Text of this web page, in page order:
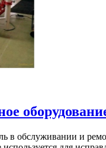
в обслуживании и